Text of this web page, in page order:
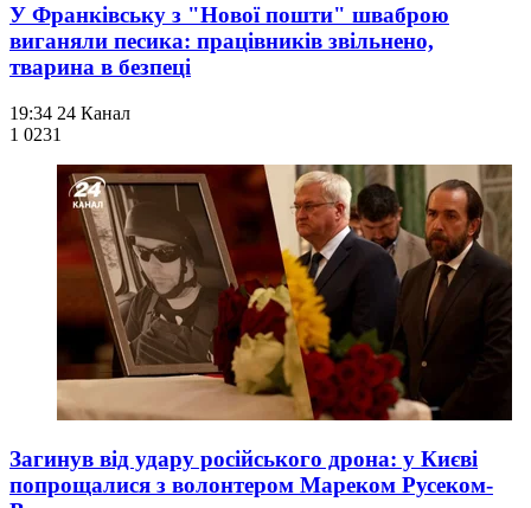
У Франківську з "Нової пошти" шваброю
виганяли песика: працівників звільнено,
тварина в безпеці
19:34 24 Канал
1 0231
Загинув від удару російського дрона: у Києві
попрощалися з волонтером Мареком Русеком-